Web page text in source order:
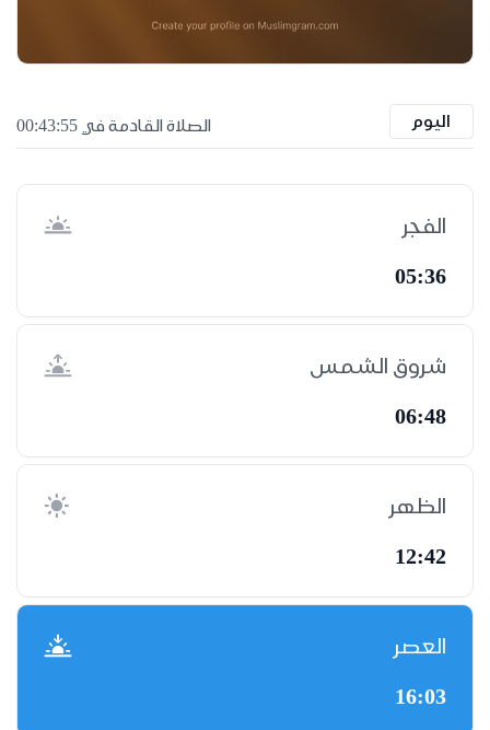
اليوم الصلاة القادمة في 00:43:55
الفجر
05:36
شروق الشمس
06:48
الظهر
12:42
العصر
16:03